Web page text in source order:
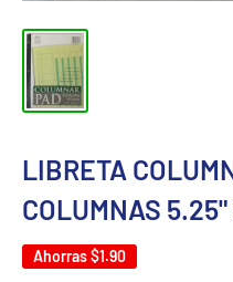
LIBRETA
COLUMNAS 5.25"
Ahorras$1.90